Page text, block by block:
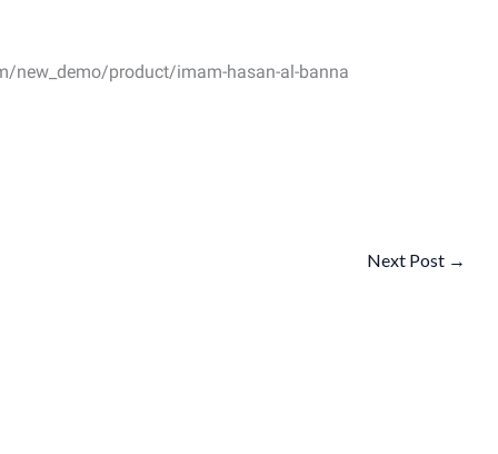
product/imam-hasan-al-banna/
Next Post →